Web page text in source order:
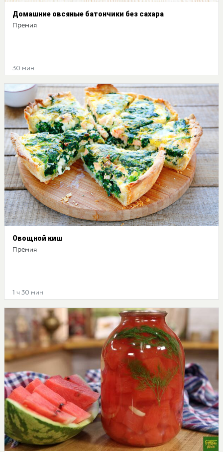
Домашние овсяные батончики без сахара
Премия
30 мин
Овощной киш
Премия
1 ч 30 мин